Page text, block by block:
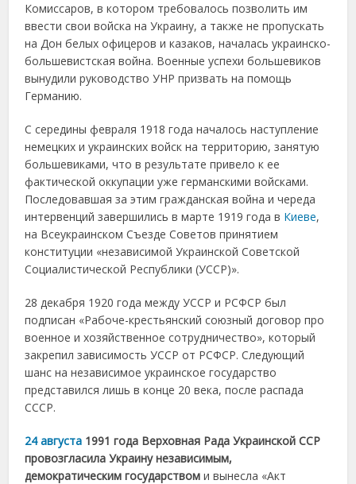
Комиссаров, в котором требовалось позволить им
ввести свои войска на Украину, а также не пропускать
на Дон белых офицеров и казаков, началась украинско-
большевистская война. Военные успехи большевиков
вынудили руководство УНР призвать на помощь
Германию.
С середины февраля 1918 года началось наступление
немецких и украинских войск на территорию, занятую
большевиками, что в результате привело к ее
фактической оккупации уже германскими войсками.
Последовавшая за этим гражданская война и череда
интервенций завершились в марте 1919 года в Киеве,
на Всеукраинском Съезде Советов принятием
конституции «независимой Украинской Советской
Социалистической Республики (УССР)».
28 декабря 1920 года между УССР и РСФСР был
подписан «Рабоче-крестьянский союзный договор про
военное и хозяйственное сотрудничество», который
закрепил зависимость УССР от РСФСР. Следующий
шанс на независимое украинское государство
представился лишь в конце 20 века, после распада
СССР.
24 августа 1991 года Верховная Рада Украинской ССР
провозгласила Украину независимым,
демократическим государством и вынесла «Акт